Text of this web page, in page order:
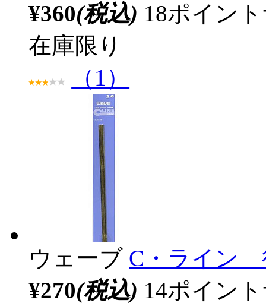
¥360(税込) 18ポイン
在庫限り
（1）
ウェーブ C・ライン
¥270(税込) 14ポイン